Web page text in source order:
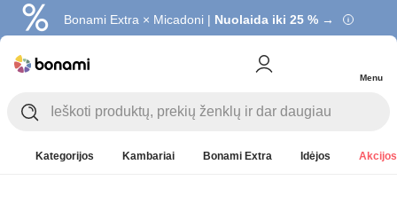
Bonami Extra × Micadoni | Nuolaida iki 25 % →
Menu
Kategorijos Kambariai Bonami Extra Idėjos